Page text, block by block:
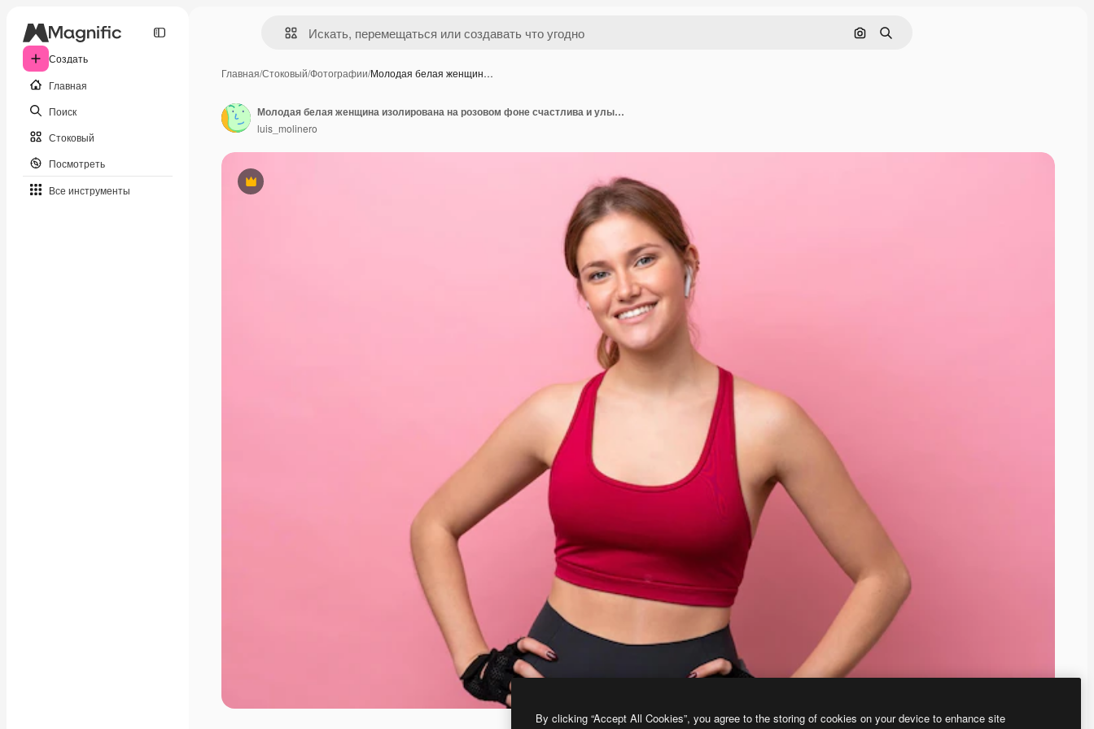
Создать
Главная
Поиск
Стоковый
Посмотреть
Все инструменты
Поиск по изображению
Поиск
Главная/Стоковый/Фотографии/Молодая белая женщин…
Премиум
Молодая белая женщина изолирована на розовом фоне счастлива и улыбается
luis_molinero
By clicking “Accept All Cookies”, you agree to the storing of cookies on your device to enhance site